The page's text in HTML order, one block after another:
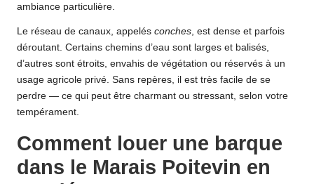
ambiance particulière.
Le réseau de canaux, appelés conches , est dense et parfois
déroutant. Certains chemins d’eau sont larges et balisés,
d’autres sont étroits, envahis de végétation ou réservés à un
usage agricole privé. Sans repères, il est très facile de se
perdre — ce qui peut être charmant ou stressant, selon votre
tempérament.
Comment louer une barque
dans le Marais Poitevin en